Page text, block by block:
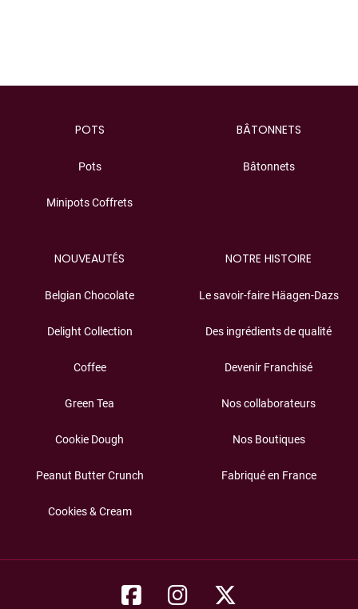
POTS
Pots
Minipots Coffrets
BÂTONNETS
Bâtonnets
NOUVEAUTÉS
Belgian Chocolate
Delight Collection
Coffee
Green Tea
Cookie Dough
Peanut Butter Crunch
Cookies & Cream
NOTRE HISTOIRE
Le savoir-faire Häagen-Dazs
Des ingrédients de qualité
Devenir Franchisé
Nos collaborateurs
Nos Boutiques
Fabriqué en France